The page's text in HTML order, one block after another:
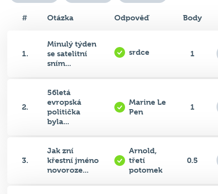
# Otázka Odpověď Body
1.
Minulý týden
se satelitní
sním...
srdce 1
2.
56letá
evropská
politička
byla...
Marine Le
Pen
1
3.
Jak zní
křestní jméno
novoroze...
Arnold,
třetí
potomek
0.5